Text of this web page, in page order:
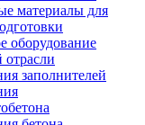
материалы для
оборудование
отрасли
заполнителей